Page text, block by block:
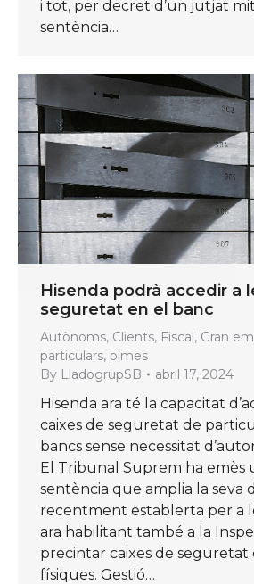
i tot, per decret d’un jutjat
sentència…
Hisenda podrà accedir a
seguretat en el banc
Autònoms, Clients, Fiscal, Gran
particulars, pimes
By LladogrupSB abril 17, 2024
Hisenda ara té la capacitat
caixes de seguretat de
bancs sense necessitat
El Tribunal Suprem ha emès
sentència que amplia la seva
recentment establerta per a
ara habilitant també a la
precintar caixes de seguretat
físiques. Gestió…